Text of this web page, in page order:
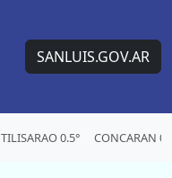
SANLUIS.GOV.AR
TILISARAO 0.5° CONCARAN